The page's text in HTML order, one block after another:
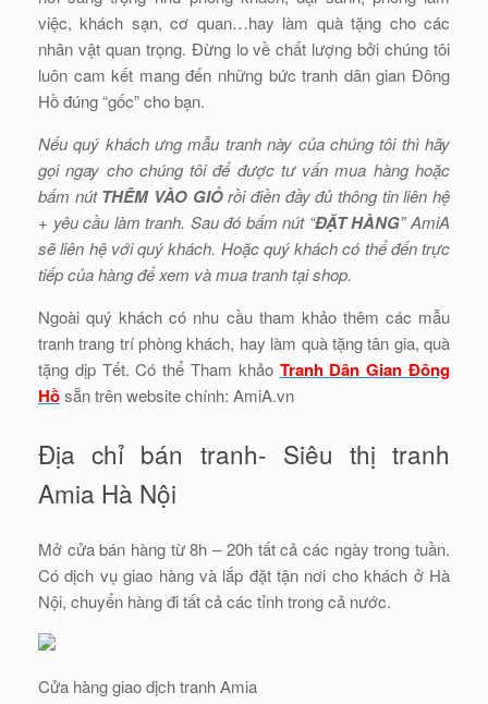
việc, khách sạn, cơ quan…hay làm quà tặng cho các
nhân vật quan trọng. Đừng lo về chất lượng bởi chúng tôi
luôn cam kết mang đến những bức tranh dân gian Đông
Hồ đúng “gốc” cho bạn.
Nếu quý khách ưng mẫu tranh này của chúng tôi thì hãy
gọi ngay cho chúng tôi để được tư vấn mua hàng hoặc
bấm nútTHÊM VÀO GIỎrồi điền đầy đủ thông tin liên hệ
+ yêu cầu làm tranh. Sau đó bấm nút “ĐẶT HÀNG” AmiA
sẽ liên hệ với quý khách. Hoặc quý khách có thể đến trực
tiếp của hàng để xem và mua tranh tại shop.
Ngoài quý khách có nhu cầu tham khảo thêm các mẫu
tranh trang trí phòng khách, hay làm quà tặng tân gia, quà
tặng dịp Tết. Có thể Tham khảo Tranh Dân Gian Đông
Hồsẵn trên website chính: AmiA.vn
Địa chỉ bán tranh- Siêu thị tranh
Amia Hà Nội
Mở cửa bán hàng từ 8h – 20h tất cả các ngày trong tuần.
Có dịch vụ giao hàng và lắp đặt tận nơi cho khách ở Hà
Nội, chuyển hàng đi tất cả các tỉnh trong cả nước.
Cửa hàng giao dịch tranh Amia